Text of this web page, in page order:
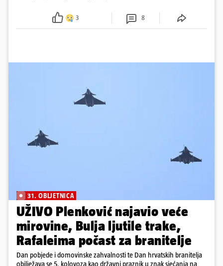
3 8
31. OBLJETNICA
UŽIVO Plenković najavio veće
mirovine, Bulja ljutile trake,
Rafaleima počast za branitelje
Dan pobjede i domovinske zahvalnosti te Dan hrvatskih branitelja
obilježava se 5. kolovoza kao državni praznik u znak sjećanja na